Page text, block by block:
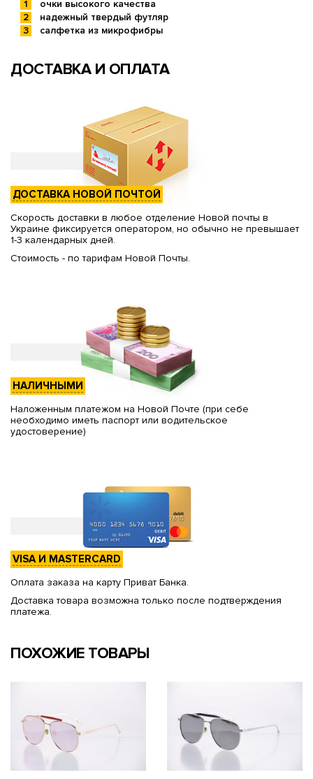
очки высокого качества
надежный твердый футляр
салфетка из микрофибры
ДОСТАВКА И ОПЛАТА
ДОСТАВКА НОВОЙ ПОЧТОЙ
Скорость доставки в любое отделение Новой почты в
Украине фиксируется оператором, но обычно не превышает
1-3 календарных дней.
Стоимость - по тарифам Новой Почты.
НАЛИЧНЫМИ
Наложенным платежом на Новой Почте (при себе
необходимо иметь паспорт или водительское
удостоверение)
VISA И MASTERCARD
Оплата заказа на карту Приват Банка.
Доставка товара возможна только после подтверждения
платежа.
ПОХОЖИЕ ТОВАРЫ